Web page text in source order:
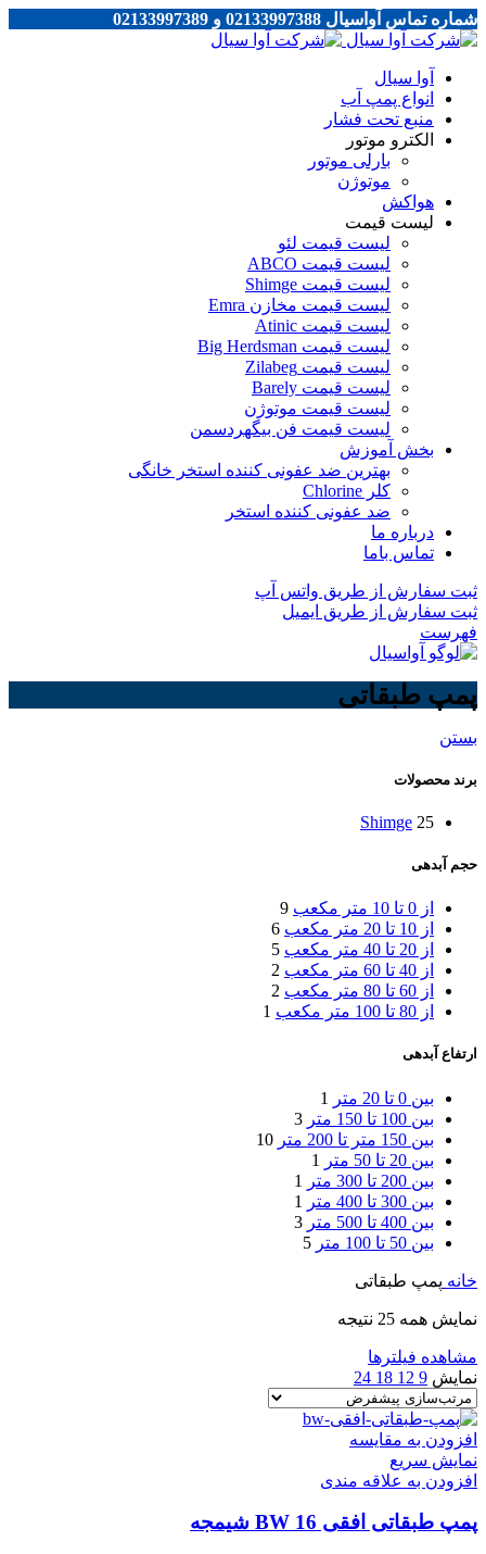
شماره تماس آواسیال 02133997388 و 02133997389
آوا سیال
انواع پمپ آب
منبع تحت فشار
الکترو موتور
بارلی موتور
موتوژن
هواکش
لیست قیمت
لیست قیمت لئو
لیست قیمت ABCO
لیست قیمت Shimge
لیست قیمت مخازن Emra
لیست قیمت Atinic
لیست قیمت Big Herdsman
لیست قیمت Zilabeg
لیست قیمت Barely
لیست قیمت موتوژن
لیست قیمت فن بیگهردسمن
بخش آموزش
بهترین ضد عفونی کننده استخر خانگی
کلر Chlorine
ضد عفونی کننده استخر
درباره ما
تماس باما
ثبت سفارش از طریق واتس آپ
ثبت سفارش از طریق ایمیل
فهرست
پمپ طبقاتی
بستن
برند محصولات
Shimge 25
حجم آبدهی
از 0 تا 10 متر مکعب
9
از 10 تا 20 متر مکعب
6
از 20 تا 40 متر مکعب
5
از 40 تا 60 متر مکعب
2
از 60 تا 80 متر مکعب
2
از 80 تا 100 متر مکعب
1
ارتفاع آبدهی
بین 0 تا 20 متر
1
بین 100 تا 150 متر
3
بین 150 متر تا 200 متر
10
بین 20 تا 50 متر
1
بین 200 تا 300 متر
1
بین 300 تا 400 متر
1
بین 400 تا 500 متر
3
بین 50 تا 100 متر
5
خانه پمپ طبقاتی
نمایش همه 25 نتیجه
مشاهده فیلترها
نمایش 9
12
18
24
افزودن به مقایسه
نمایش سریع
افزودن به علاقه مندی
پمپ طبقاتی افقی BW 16 شیمجه